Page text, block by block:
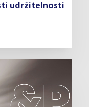
udržitelnosti